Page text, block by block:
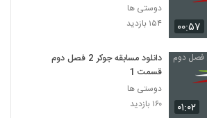
۰۰:۵۷
دوستی ها
۱۵۴ بازدید
۰۱:۰۲
دانلود مسابقه جوکر 2 فصل دوم
قسمت 1
دوستی ها
۱۶۰ بازدید